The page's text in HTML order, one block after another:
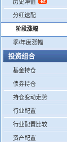
历史净值
分红送配
阶段涨幅
季/年度涨幅
投资组合
基金持仓
债券持仓
持仓变动走势
行业配置
行业配置比较
资产配置